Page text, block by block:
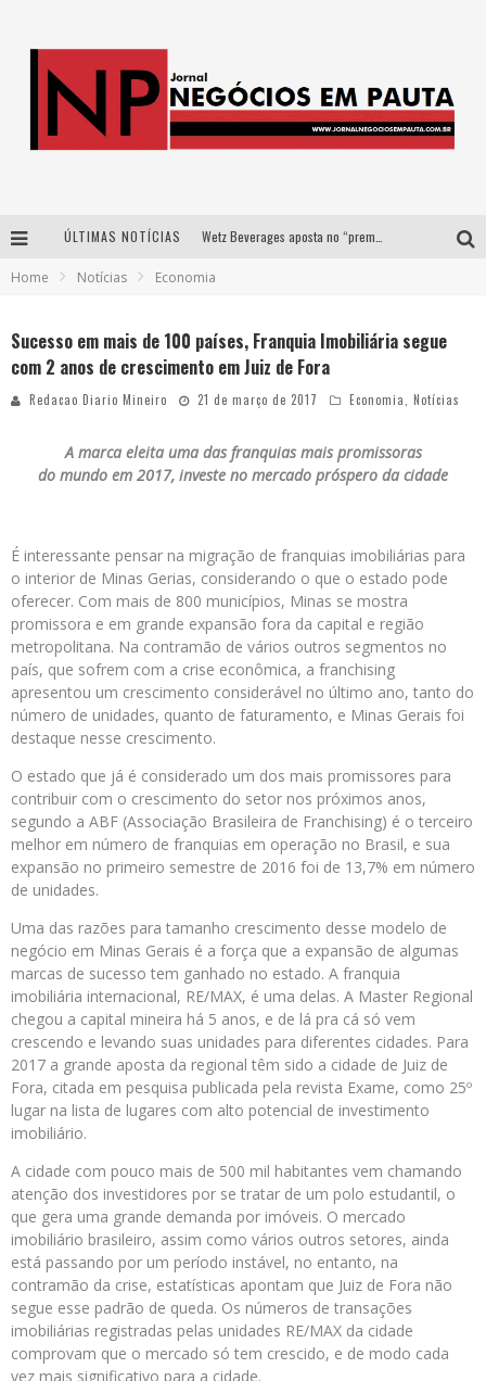
ÚLTIMAS NOTÍCIAS
Home Notícias Economia
Sucesso em mais de 100 países, Franquia Imobiliária segue
com 2 anos de crescimento em Juiz de Fora
Redacao Diario Mineiro 21 de março de 2017 Economia Notícias
A marca eleita uma das franquias mais promissoras
do mundo em 2017, investe no mercado próspero da cidade
É interessante pensar na migração de franquias imobiliárias para
o interior de Minas Gerias, considerando o que o estado pode
oferecer. Com mais de 800 municípios, Minas se mostra
promissora e em grande expansão fora da capital e região
metropolitana. Na contramão de vários outros segmentos no
país, que sofrem com a crise econômica, a franchising
apresentou um crescimento considerável no último ano, tanto do
número de unidades, quanto de faturamento, e Minas Gerais foi
destaque nesse crescimento.
O estado que já é considerado um dos mais promissores para
contribuir com o crescimento do setor nos próximos anos,
segundo a ABF (Associação Brasileira de Franchising) é o terceiro
melhor em número de franquias em operação no Brasil, e sua
expansão no primeiro semestre de 2016 foi de 13,7% em número
de unidades.
Uma das razões para tamanho crescimento desse modelo de
negócio em Minas Gerais é a força que a expansão de algumas
marcas de sucesso tem ganhado no estado. A franquia
imobiliária internacional, RE/MAX, é uma delas. A Master Regional
chegou a capital mineira há 5 anos, e de lá pra cá só vem
crescendo e levando suas unidades para diferentes cidades. Para
2017 a grande aposta da regional têm sido a cidade de Juiz de
Fora, citada em pesquisa publicada pela revista Exame, como 25º
lugar na lista de lugares com alto potencial de investimento
imobiliário.
A cidade com pouco mais de 500 mil habitantes vem chamando
atenção dos investidores por se tratar de um polo estudantil, o
que gera uma grande demanda por imóveis. O mercado
imobiliário brasileiro, assim como vários outros setores, ainda
está passando por um período instável, no entanto, na
contramão da crise, estatísticas apontam que Juiz de Fora não
segue esse padrão de queda. Os números de transações
imobiliárias registradas pelas unidades RE/MAX da cidade
comprovam que o mercado só tem crescido, e de modo cada
vez mais significativo para a cidade.